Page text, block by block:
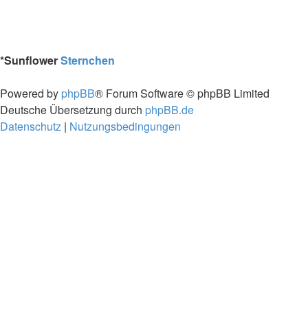
*SunflowerSternchen
Powered by phpBB® Forum Software © phpBB Limited
Deutsche Übersetzung durch phpBB.de
Datenschutz | Nutzungsbedingungen